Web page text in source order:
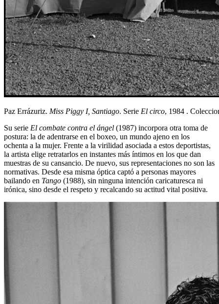
Paz Errázuriz. Miss Piggy I, Santiago. Serie El circo, 1984 .
Su serie El combate contra el ángel (1987) incorpora otra toma de
postura: la de adentrarse en el boxeo, un mundo ajeno en los
ochenta a la mujer. Frente a la virilidad asociada a estos deportistas,
la artista elige retratarlos en instantes más íntimos en los que dan
muestras de su cansancio. De nuevo, sus representaciones no son las
normativas. Desde esa misma óptica captó a personas mayores
bailando en Tango (1988), sin ninguna intención caricaturesca ni
irónica, sino desde el respeto y recalcando su actitud vital positiva.